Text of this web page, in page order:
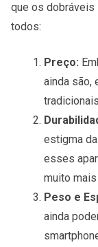
que os dobráveis
todos:
Preço:
ainda são,
estigma
esses
muito
Peso e
ainda